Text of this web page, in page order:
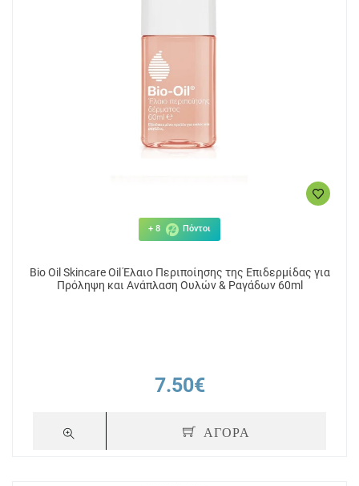
+ 8 Πόντοι
Bio Oil Skincare Oil Έλαιο Περιποίησης της Επιδερμίδας για
Πρόληψη και Ανάπλαση Ουλών & Ραγάδων 60ml
7.50€
ΑΓΟΡΑ